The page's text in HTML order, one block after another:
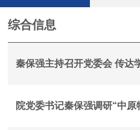
综合信息